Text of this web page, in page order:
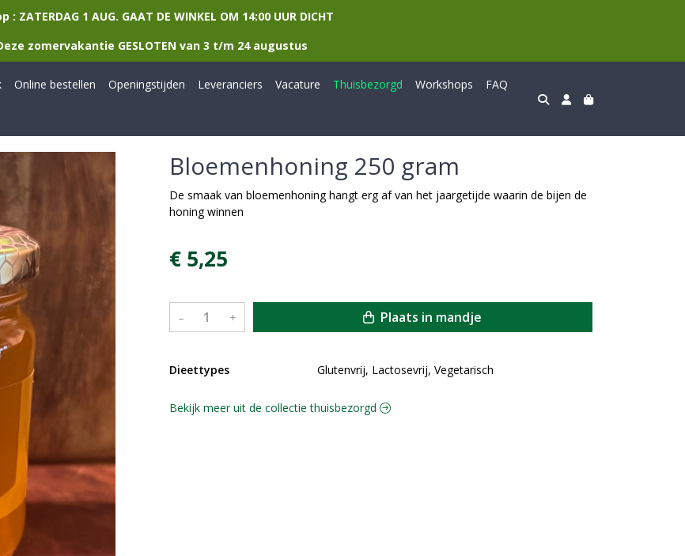
: ZATERDAG 1 AUG. GAAT DE WINKEL OM 14:00 UUR DICHT
zomervakantie GESLOTEN van 3 t/m 24 augustus
Online bestellen Openingstijden Leveranciers Vacature Thuisbezorgd Workshops
FAQ
Bloemenhoning 250 gram
De smaak van bloemenhoning hangt erg af van het jaargetijde waarin de bijen de
honing winnen
€ 5,25
– + Plaats in mandje
Dieettypes Glutenvrij, Lactosevrij, Vegetarisch
Bekijk meer uit de collectie thuisbezorgd